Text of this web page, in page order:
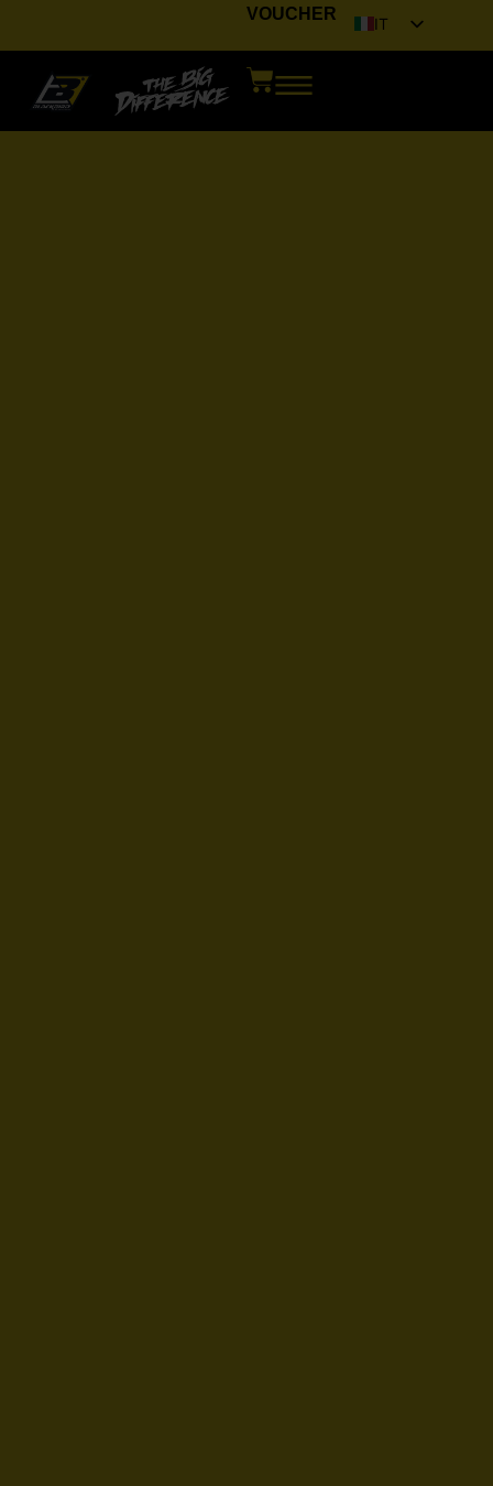
VOUCHER
IT
DE